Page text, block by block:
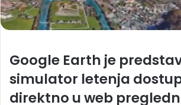
Google Earth je
simulator letenja
direktno u web